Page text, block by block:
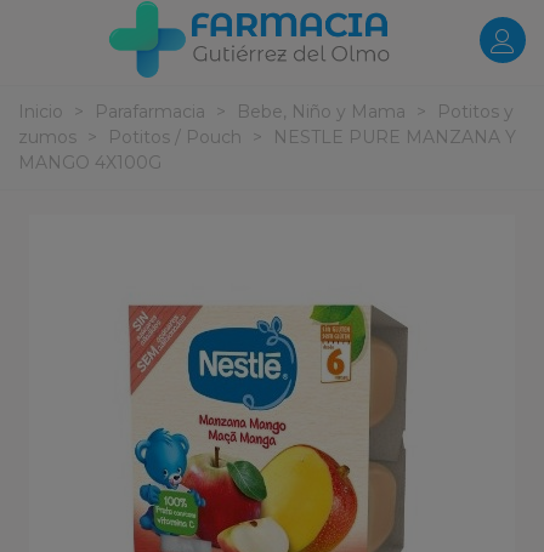
Inicio > Parafarmacia > Bebe, Niño y Mama >
Potitos y
zumos
> Potitos / Pouch >
NESTLE PURE MANZANA Y
MANGO 4X100G